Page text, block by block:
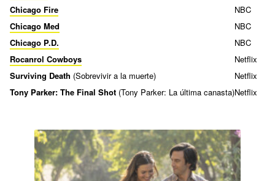
Chicago Fire
NBC
Chicago Med
NBC
Chicago P.D.
NBC
Rocanrol Cowboys
Netflix
Surviving Death (Sobrevivir a la muerte)
Netflix
Tony Parker: The Final Shot (Tony Parker: La última canasta)Netflix